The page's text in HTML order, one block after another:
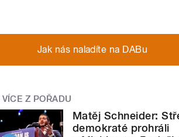
Jak nás naladíte na DABu
VÍCE Z POŘADU
Matěj Schneider:
demokraté prohráli